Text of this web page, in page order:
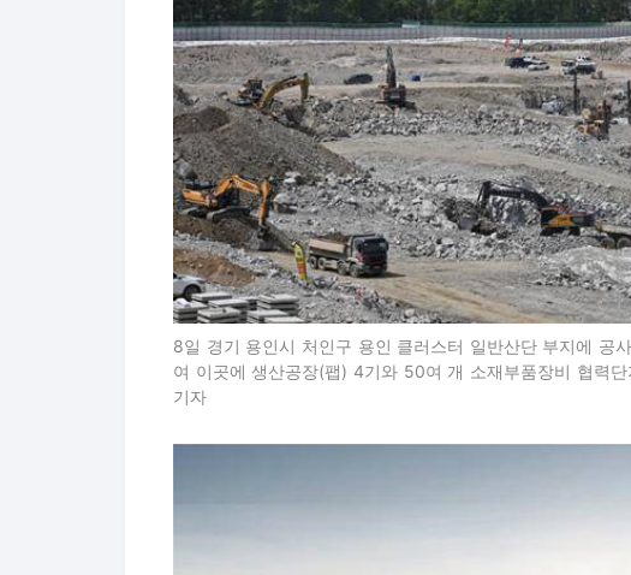
8일 경기 용인시 처인구 용인 클러스터 일반산단 부지에 공
여 이곳에 생산공장(팹) 4기와 50여 개 소재부품장비 협력
기자